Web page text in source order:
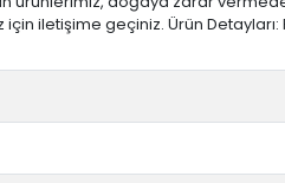
iletişime geçiniz. Ürün Detayları: